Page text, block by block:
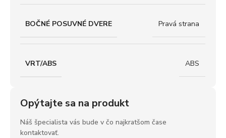
BOČNÉ POSUVNÉ DVERE Pravá strana
VRT/ABS ABS
Opýtajte sa na produkt
Náš špecialista vás bude v čo najkratšom čase
kontaktovať.